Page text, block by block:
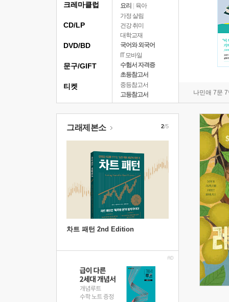
요리
육아
가정 살림
건강 취미
대학교재
국어와 외국어
IT 모바일
수험서 자격증
초등참고서
중등참고서
고등참고서
나민애 7문
크레마클럽
CD/LP
DVD/BD
문구/GIFT
티켓
그래제본소
차트 패턴 2nd Edition
2/5